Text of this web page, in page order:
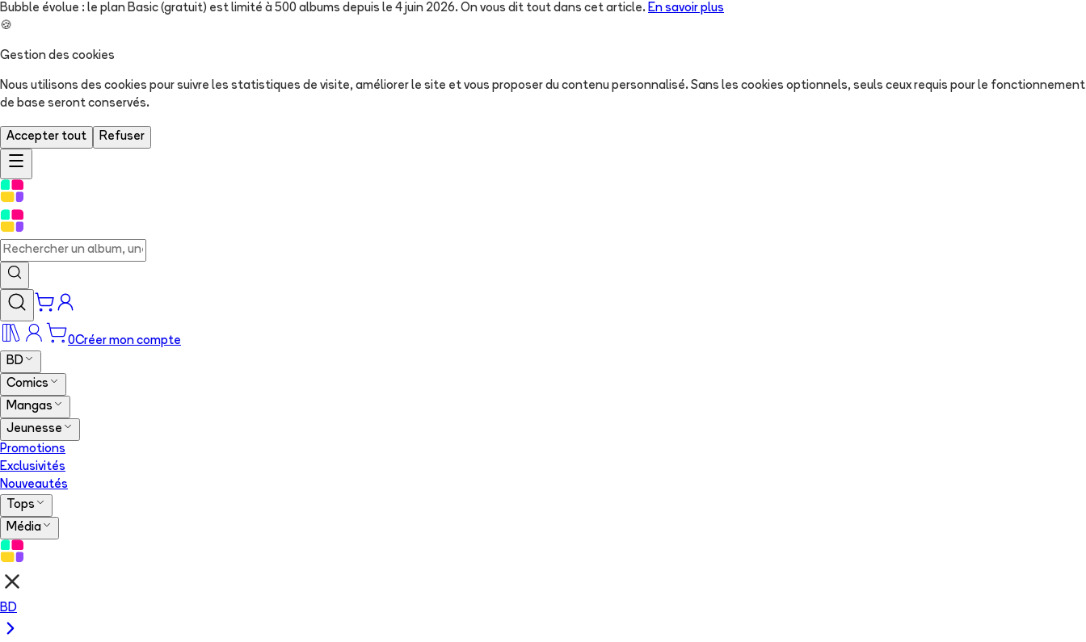
Bubble évolue : le plan Basic (gratuit) est limité à 500 albums depuis le 4 juin 2026. On vous dit tout dans cet article. En savoir plus
🍪
Gestion des cookies
Nous utilisons des cookies pour suivre les statistiques de visite, améliorer le site et vous proposer du contenu personnalisé. Sans les cookies optionnels, seuls ceux requis pour le fonctionnement
de base seront conservés.
Accepter tout Refuser
0Créer mon compte
BD
Comics
Mangas
Jeunesse
Promotions
Exclusivités
Nouveautés
Tops
Média
BD